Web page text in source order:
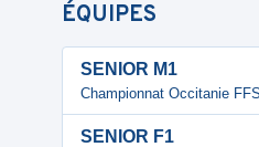
ÉQUIPES
SENIOR M1
Championnat Occitanie
SENIOR F1